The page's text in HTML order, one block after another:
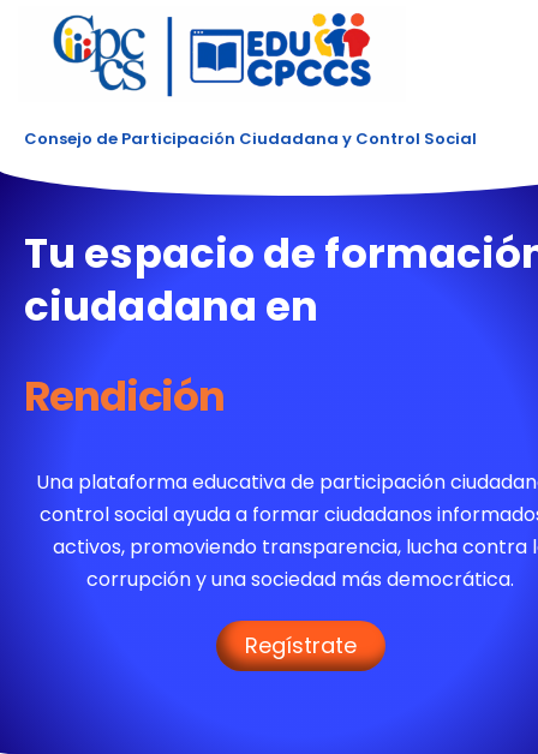
Consejo de Participación Ciudadana y Control Social
Tu espacio de
ciudadana en
Transparencia
Una plataforma educativa de participación
control social ayuda a formar ciudadanos
activos, promoviendo transparencia, lucha contra
corrupción y una sociedad más democrática.
Regístrate